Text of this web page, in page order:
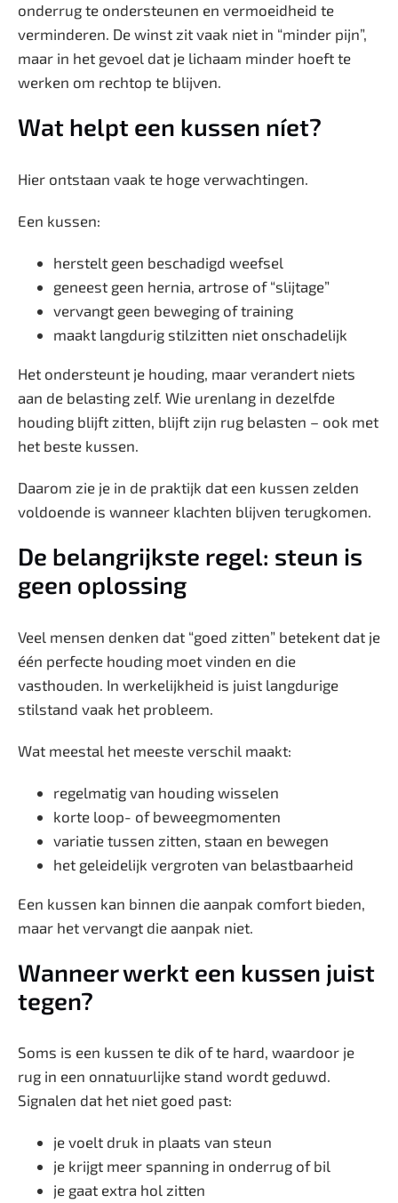
onderrug te ondersteunen en vermoeidheid te
verminderen. De winst zit vaak niet in “minder pijn”,
maar in het gevoel dat je lichaam minder hoeft te
werken om rechtop te blijven.
Wat helpt een kussen níet?
Hier ontstaan vaak te hoge verwachtingen.
Een kussen:
herstelt geen beschadigd weefsel
geneest geen hernia, artrose of “slijtage”
vervangt geen beweging of training
maakt langdurig stilzitten niet onschadelijk
Het ondersteunt je houding, maar verandert niets
aan de belasting zelf. Wie urenlang in dezelfde
houding blijft zitten, blijft zijn rug belasten – ook met
het beste kussen.
Daarom zie je in de praktijk dat een kussen zelden
voldoende is wanneer klachten blijven terugkomen.
De belangrijkste regel: steun is
geen oplossing
Veel mensen denken dat “goed zitten” betekent dat je
één perfecte houding moet vinden en die
vasthouden. In werkelijkheid is juist langdurige
stilstand vaak het probleem.
Wat meestal het meeste verschil maakt:
regelmatig van houding wisselen
korte loop- of beweegmomenten
variatie tussen zitten, staan en bewegen
het geleidelijk vergroten van belastbaarheid
Een kussen kan binnen die aanpak comfort bieden,
maar het vervangt die aanpak niet.
Wanneer werkt een kussen juist
tegen?
Soms is een kussen te dik of te hard, waardoor je
rug in een onnatuurlijke stand wordt geduwd.
Signalen dat het niet goed past:
je voelt druk in plaats van steun
je krijgt meer spanning in onderrug of bil
je gaat extra hol zitten